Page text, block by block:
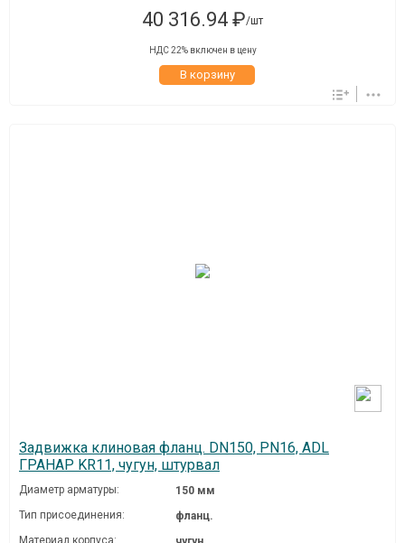
40 316.94 ₽/шт
НДС 22% включен в цену
В корзину
Задвижка клиновая фланц. DN150, PN16, ADL
ГРАНАР KR11, чугун, штурвал
Диаметр арматуры:
150 мм
Тип присоединения:
фланц.
Материал корпуса: